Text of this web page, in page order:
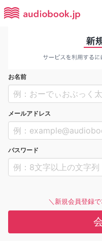
お名前
メールアドレス
パスワード
＼新規会員登録